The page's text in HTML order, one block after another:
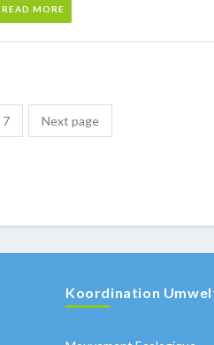
READ MORE
7 Next page
Koordination